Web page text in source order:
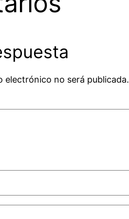
electrónico no será publicada.